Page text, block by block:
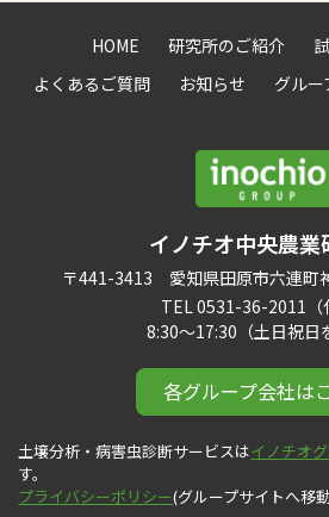
HOME 研究所のご紹介
よくあるご質問
お知らせ グルー
イノチオ中央農業
〒441-3413 愛知県田原市六連町
TEL 0531-36-2011（
8:30〜17:30（土日祝日
各グループ会社は
土壌分析・病害虫診断サービスはイノチオ
す。
プライバシーポリシー(グループサイトへ移